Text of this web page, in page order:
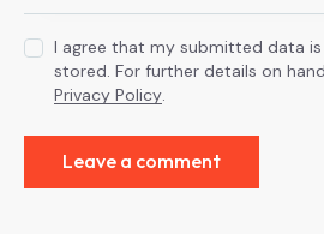
I agree that my submitted data
stored. For further details on
Privacy Policy.